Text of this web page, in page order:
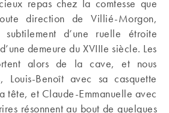
repas chez la comtesse que
direction de Villié-Morgon,
subtilement d’une ruelle étroite
demeure du XVIIIe siècle. Les
alors de la cave, et nous
Louis-Benoît avec sa casquette
tête, et Claude-Emmanuelle avec
résonnent au bout de quelques